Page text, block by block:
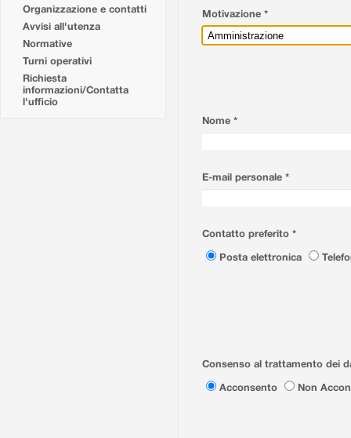
Organizzazione e contatti
Avvisi all'utenza
Normative
Turni operativi
Richiesta
informazioni/Contatta
l'ufficio
Motivazione *
Nome *
E-mail personale *
Contatto preferito *
Posta elettronica
Consenso al trattamento dei
Acconsento
Non